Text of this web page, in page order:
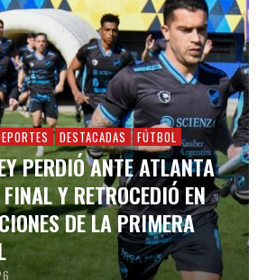
DESTACADAS FÚTBOL
PERDIÓ ANTE ATLANTA
Y RETROCEDIÓ EN
DE LA PRIMERA